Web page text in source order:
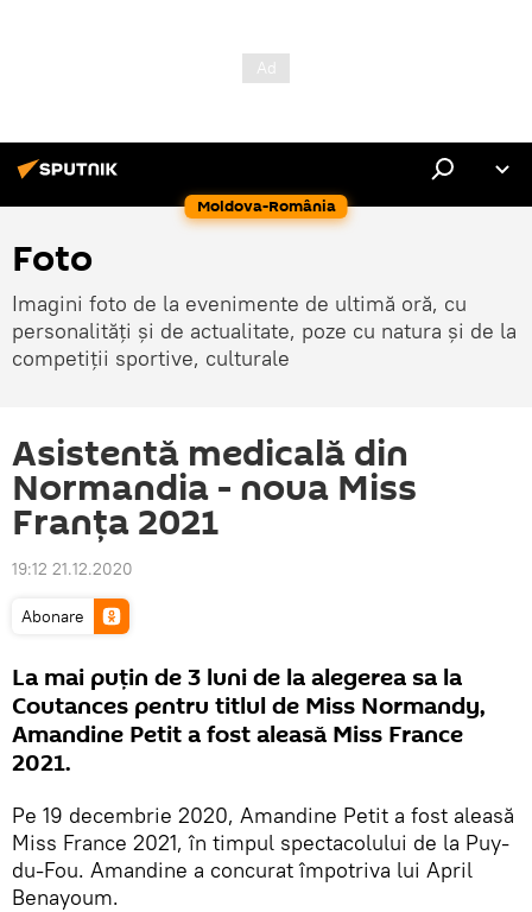
Moldova-România
Foto
Imagini foto de la evenimente de ultimă oră, cu
personalități și de actualitate, poze cu natura și de la
competiții sportive, culturale
Asistentă medicală din
Normandia - noua Miss
Franța 2021
19:12 21.12.2020
Abonare
La mai puțin de 3 luni de la alegerea sa la
Coutances pentru titlul de Miss Normandy,
Amandine Petit a fost aleasă Miss France
2021.
Pe 19 decembrie 2020, Amandine Petit a fost aleasă
Miss France 2021, în timpul spectacolului de la Puy-
du-Fou. Amandine a concurat împotriva lui April
Benayoum.